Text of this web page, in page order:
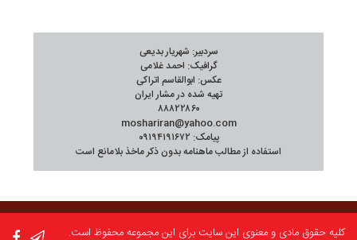
سردبیر: شهریار بدیعی
گرافیک: احمد غلامی
عکس: ابوالقاسم اتراکی
تهیه شده در مشار ایران
۸۸۸۲۲۸۶۰
moshariran@yahoo.com
پیامک: ۰۹۱۹۴۱۹۱۶۷۲
استفاده از مطالب ماهنامه بدون ذکر ماخذ بلامانع است
کلیه حقوق مادی و معنوی این سایت برای این مجموعه محفوظ است.